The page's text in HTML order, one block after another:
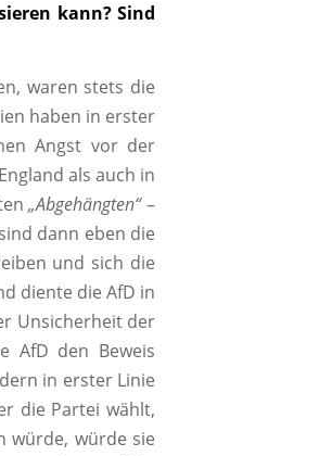
kann? Sind
waren stets die
haben in erster
Angst vor der
als auch in
„Abgehängten“–
dann eben die
und sich die
diente die AfD in
Unsicherheit der
AfD den Beweis
in erster Linie
die Partei wählt,
würde, würde sie